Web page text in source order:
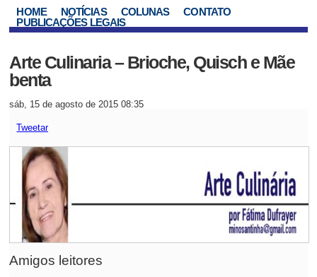
HOME NOTÍCIAS COLUNAS
CONTATO
PUBLICAÇÕES LEGAIS
Arte Culinaria – Brioche, Quisch e Mãe
benta
sáb, 15 de agosto de 2015 08:35
Tweetar
Amigos leitores